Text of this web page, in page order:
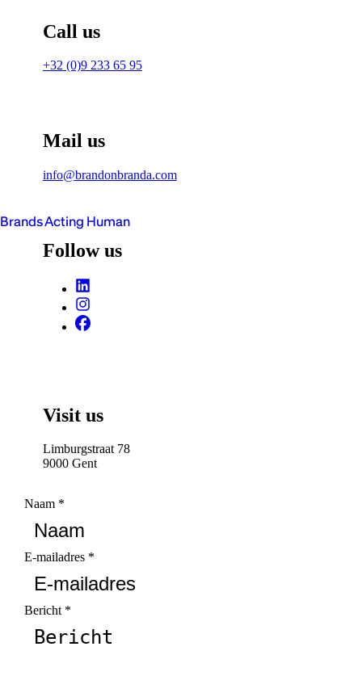
Brands Acting Human
Call us
+32 (0)9 233 65 95
Mail us
info@brandonbranda.com
Follow us
Visit us
Limburgstraat 78
9000 Gent
Naam *
E-mailadres *
Bericht *